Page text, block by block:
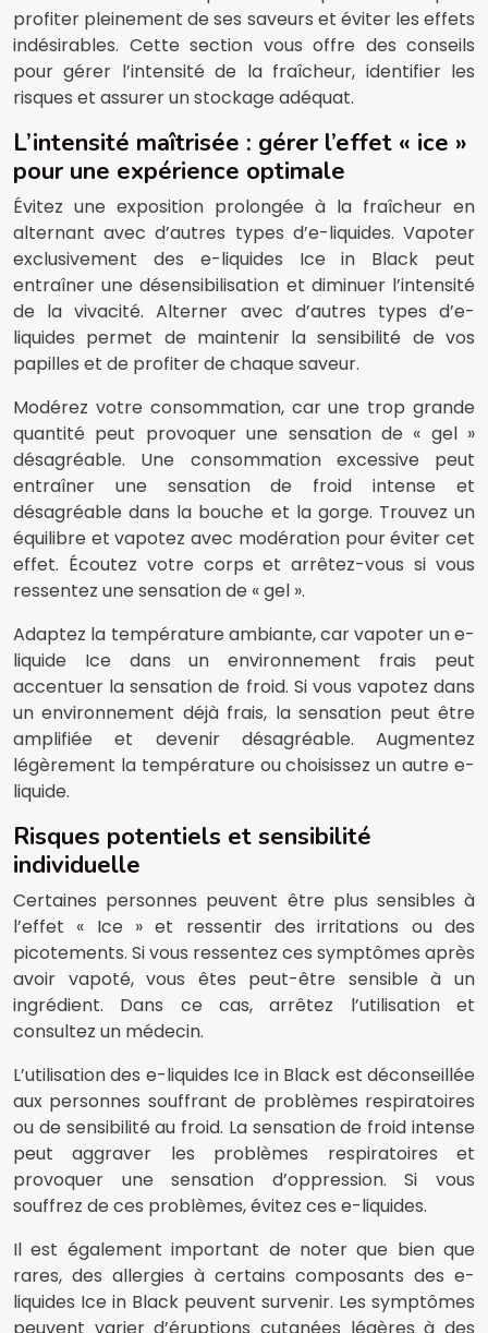
profiter pleinement de ses saveurs et éviter les effets
indésirables. Cette section vous offre des conseils
pour gérer l’intensité de la fraîcheur, identifier les
risques et assurer un stockage adéquat.
L’intensité maîtrisée : gérer l’effet « ice »
pour une expérience optimale
Évitez une exposition prolongée à la fraîcheur en
alternant avec d’autres types d’e-liquides. Vapoter
exclusivement des e-liquides Ice in Black peut
entraîner une désensibilisation et diminuer l’intensité
de la vivacité. Alterner avec d’autres types d’e-
liquides permet de maintenir la sensibilité de vos
papilles et de profiter de chaque saveur.
Modérez votre consommation, car une trop grande
quantité peut provoquer une sensation de « gel »
désagréable. Une consommation excessive peut
entraîner une sensation de froid intense et
désagréable dans la bouche et la gorge. Trouvez un
équilibre et vapotez avec modération pour éviter cet
effet. Écoutez votre corps et arrêtez-vous si vous
ressentez une sensation de « gel ».
Adaptez la température ambiante, car vapoter un e-
liquide Ice dans un environnement frais peut
accentuer la sensation de froid. Si vous vapotez dans
un environnement déjà frais, la sensation peut être
amplifiée et devenir désagréable. Augmentez
légèrement la température ou choisissez un autre e-
liquide.
Risques potentiels et sensibilité
individuelle
Certaines personnes peuvent être plus sensibles à
l’effet « Ice » et ressentir des irritations ou des
picotements. Si vous ressentez ces symptômes après
avoir vapoté, vous êtes peut-être sensible à un
ingrédient. Dans ce cas, arrêtez l’utilisation et
consultez un médecin.
L’utilisation des e-liquides Ice in Black est déconseillée
aux personnes souffrant de problèmes respiratoires
ou de sensibilité au froid. La sensation de froid intense
peut aggraver les problèmes respiratoires et
provoquer une sensation d’oppression. Si vous
souffrez de ces problèmes, évitez ces e-liquides.
Il est également important de noter que bien que
rares, des allergies à certains composants des e-
liquides Ice in Black peuvent survenir. Les symptômes
peuvent varier d’éruptions cutanées légères à des